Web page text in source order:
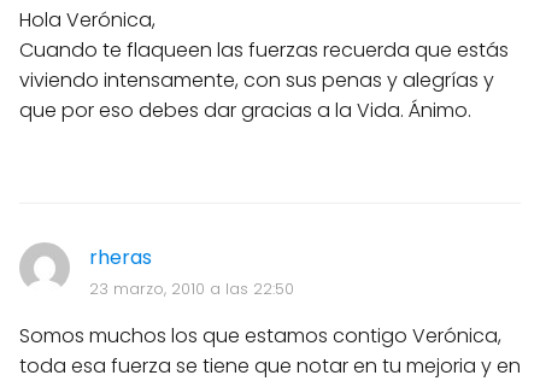
Hola Verónica,
Cuando te flaqueen las fuerzas recuerda que estás
viviendo intensamente, con sus penas y alegrías y
que por eso debes dar gracias a la Vida. Ánimo.
rheras
23 marzo, 2010 a las 22:50
Somos muchos los que estamos contigo Verónica,
toda esa fuerza se tiene que notar en tu mejoria y en